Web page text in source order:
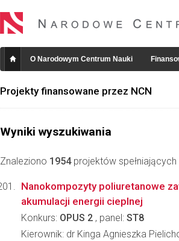
O Narodowym Centrum Nauki
Projekty finansowane przez NCN
Wyniki wyszukiwania
Znaleziono 1954projektów
Nanokompozyty poliuretanowe
akumulacji energii cieplnej
Konkurs: OPUS 2 , panel: ST8
Kierownik: dr Kinga Agnieszka